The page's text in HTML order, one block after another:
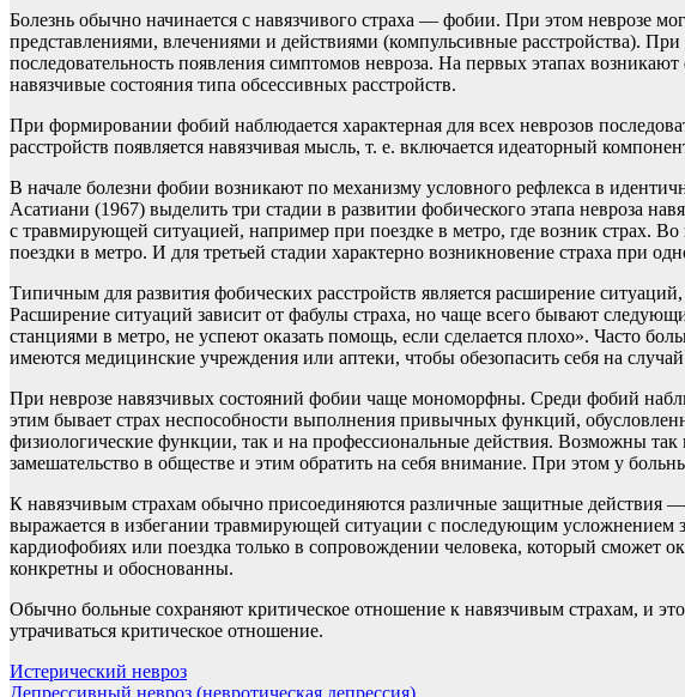
Болезнь обычно начинается с навязчивого страха — фобии. При этом неврозе
представлениями, влечениями и действиями (компульсивные расстройства).
последовательность появления симптомов невроза. На первых этапах
навязчивые состояния типа обсессивных расстройств.
При формировании фобий наблюдается характерная для всех неврозов
расстройств появляется навязчивая мысль, т. е. включается идеаторный
В начале болезни фобии возникают по механизму условного рефлекса в
Асатиани (1967) выделить три стадии в развитии фобического этапа невроза
с травмирующей ситуацией, например при поездке в метро, где возник страх.
поездки в метро. И для третьей стадии характерно возникновение страха при
Типичным для развития фобических расстройств является расширение
Расширение ситуаций зависит от фабулы страха, но чаще всего бывают
станциями в метро, не успеют оказать помощь, если сделается плохо». Часто
имеются медицинские учреждения или аптеки, чтобы обезопасить себя на
При неврозе навязчивых состояний фобии чаще мономорфны. Среди фобий
этим бывает страх неспособности выполнения привычных функций,
физиологические функции, так и на профессиональные действия. Возможны
замешательство в обществе и этим обратить на себя внимание. При этом у
К навязчивым страхам обычно присоединяются различные защитные действия
выражается в избегании травмирующей ситуации с последующим усложнением
кардиофобиях или поездка только в сопровождении человека, который сможет
конкретны и обоснованны.
Обычно больные сохраняют критическое отношение к навязчивым страхам, и
утрачиваться критическое отношение.
Навигация
Истерический невроз